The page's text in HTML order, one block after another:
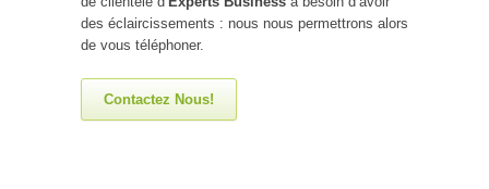
des éclaircissements : nous nous permettrons alors
de vous téléphoner.
Contactez Nous!